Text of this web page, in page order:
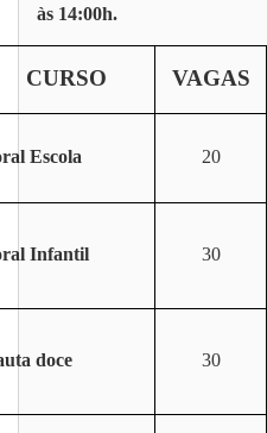
às 14:00h.
CURSO VAGAS
Escola 20
Infantil 30
doce 30